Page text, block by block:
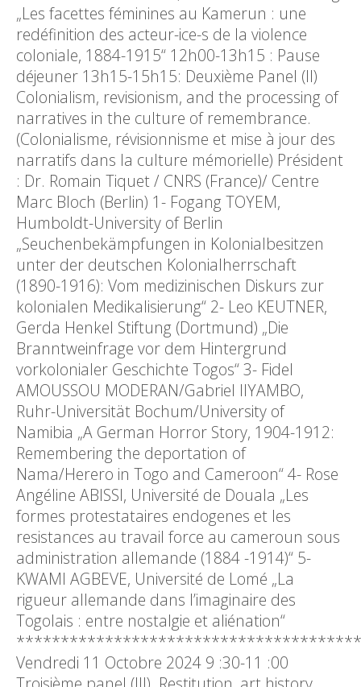
„Les facettes féminines au Kamerun : une
redéfinition des acteur-ice-s de la violence
coloniale, 1884-1915“ 12h00-13h15 : Pause
déjeuner 13h15-15h15: Deuxième Panel (II)
Colonialism, revisionism, and the processing of
narratives in the culture of remembrance.
(Colonialisme, révisionnisme et mise à jour des
narratifs dans la culture mémorielle) Président
: Dr. Romain Tiquet / CNRS (France)/ Centre
Marc Bloch (Berlin) 1- Fogang TOYEM,
Humboldt-University of Berlin
„Seuchenbekämpfungen in Kolonialbesitzen
unter der deutschen Kolonialherrschaft
(1890-1916): Vom medizinischen Diskurs zur
kolonialen Medikalisierung“ 2- Leo KEUTNER,
Gerda Henkel Stiftung (Dortmund) „Die
Branntweinfrage vor dem Hintergrund
vorkolonialer Geschichte Togos“ 3- Fidel
AMOUSSOU MODERAN/Gabriel IIYAMBO,
Ruhr-Universität Bochum/University of
Namibia „A German Horror Story, 1904-1912:
Remembering the deportation of
Nama/Herero in Togo and Cameroon“ 4- Rose
Angéline ABISSI, Université de Douala „Les
formes protestataires endogenes et les
resistances au travail force au cameroun sous
administration allemande (1884 -1914)“ 5-
KWAMI AGBEVE, Université de Lomé „La
rigueur allemande dans l’imaginaire des
Togolais : entre nostalgie et aliénation“
Vendredi 11 Octobre 2024 9 :30-11 :00